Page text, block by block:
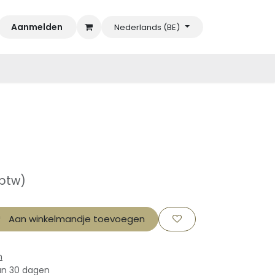
Aanmelden Nederlands (BE)
Aan winkelmandje toevoegen
30 dagen